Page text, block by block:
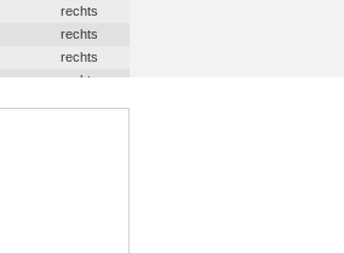
rechts
rechts
rechts
rechts